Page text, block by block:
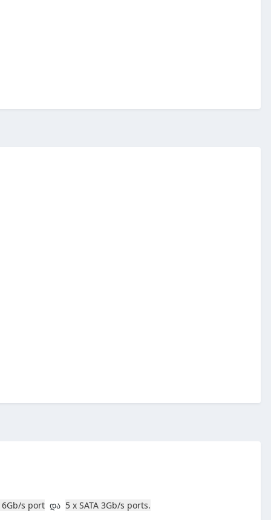
6Gb/s port და 5 x SATA 3Gb/s ports.